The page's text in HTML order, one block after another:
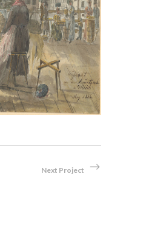
in Zürich,
Next Project